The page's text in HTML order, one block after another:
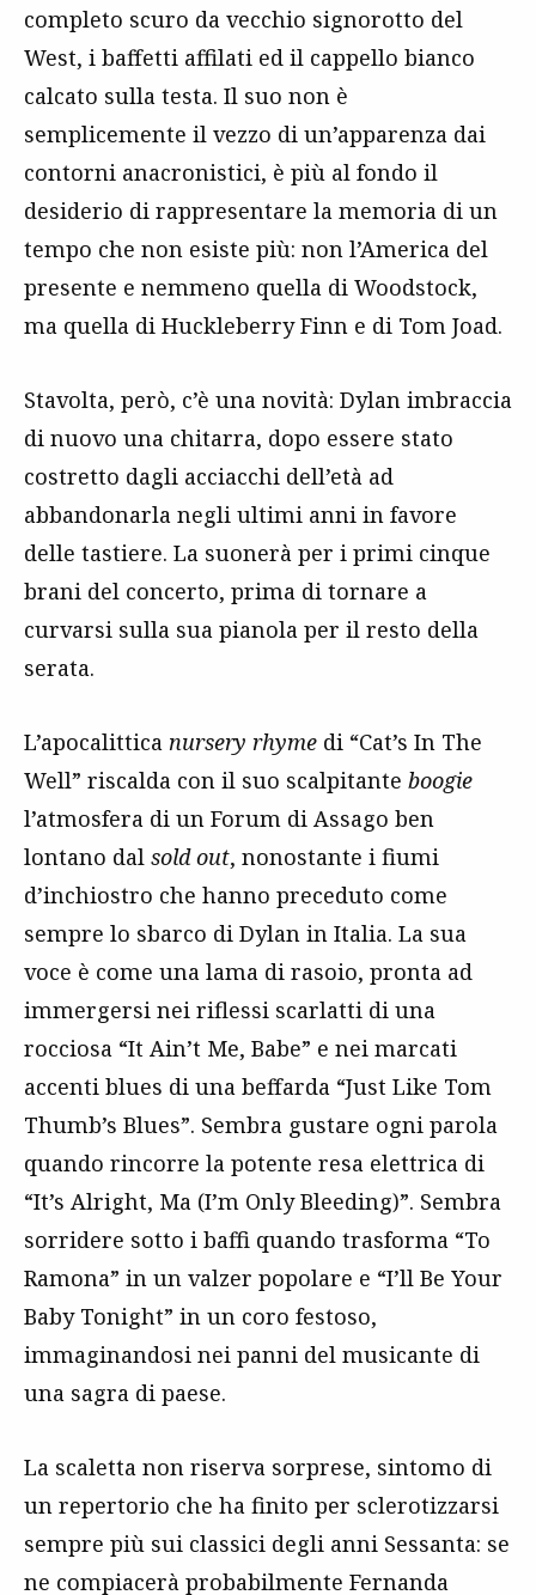
completo scuro da vecchio signorotto del
West, i baffetti affilati ed il cappello bianco
calcato sulla testa. Il suo non è
semplicemente il vezzo di un’apparenza dai
contorni anacronistici, è più al fondo il
desiderio di rappresentare la memoria di un
tempo che non esiste più: non l’America del
presente e nemmeno quella di Woodstock,
ma quella di Huckleberry Finn e di Tom Joad.
Stavolta, però, c’è una novità: Dylan imbraccia
di nuovo una chitarra, dopo essere stato
costretto dagli acciacchi dell’età ad
abbandonarla negli ultimi anni in favore
delle tastiere. La suonerà per i primi cinque
brani del concerto, prima di tornare a
curvarsi sulla sua pianola per il resto della
serata.
L’apocalittica nursery rhyme di “Cat’s In The
Well” riscalda con il suo scalpitante boogie
l’atmosfera di un Forum di Assago ben
lontano dal sold out, nonostante i fiumi
d’inchiostro che hanno preceduto come
sempre lo sbarco di Dylan in Italia. La sua
voce è come una lama di rasoio, pronta ad
immergersi nei riflessi scarlatti di una
rocciosa “It Ain’t Me, Babe” e nei marcati
accenti blues di una beffarda “Just Like Tom
Thumb’s Blues”. Sembra gustare ogni parola
quando rincorre la potente resa elettrica di
“It’s Alright, Ma (I’m Only Bleeding)”. Sembra
sorridere sotto i baffi quando trasforma “To
Ramona” in un valzer popolare e “I’ll Be Your
Baby Tonight” in un coro festoso,
immaginandosi nei panni del musicante di
una sagra di paese.
La scaletta non riserva sorprese, sintomo di
un repertorio che ha finito per sclerotizzarsi
sempre più sui classici degli anni Sessanta: se
ne compiacerà probabilmente Fernanda